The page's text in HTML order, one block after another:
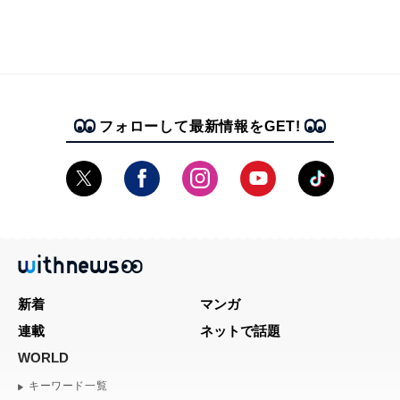
フォローして最新情報をGET!
新着
マンガ
連載
ネットで話題
WORLD
キーワード一覧